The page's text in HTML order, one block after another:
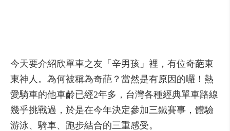
今天要介紹欣單車之友「辛男孩」裡，有位奇葩東
東神人。為何被稱為奇葩？當然是有原因的囉！熱
愛騎車的他車齡已經2年多，台灣各種經典單車路線
幾乎挑戰過，於是在今年決定參加三鐵賽事，體驗
游泳、騎車、跑步結合的三重感受。